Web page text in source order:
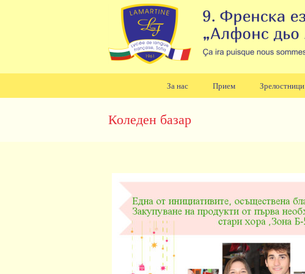
За нас Прием Зрелостници
Навигация
Коледен базар